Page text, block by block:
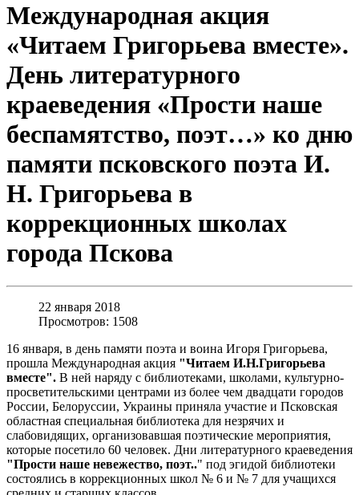
Международная акция
«Читаем Григорьева вместе».
День литературного
краеведения «Прости наше
беспамятство, поэт…» ко дню
памяти псковского поэта И.
Н. Григорьева в
коррекционных школах
города Пскова
22 января 2018
Просмотров: 1508
16 января, в день памяти поэта и воина Игоря Григорьева,
прошла Международная акция "Читаем И.Н.Григорьева
вместе". В ней наряду с библиотеками, школами, культурно-
просветительскими центрами из более чем двадцати городов
России, Белоруссии, Украины приняла участие и Псковская
областная специальная библиотека для незрячих и
слабовидящих, организовавшая поэтические мероприятия,
которые посетило 60 человек. Дни литературного краеведения
"Прости наше невежество, поэт.." под эгидой библиотеки
состоялись в коррекционных школ № 6 и № 7 для учащихся